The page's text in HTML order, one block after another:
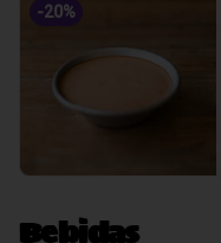
-20%
Bebidas